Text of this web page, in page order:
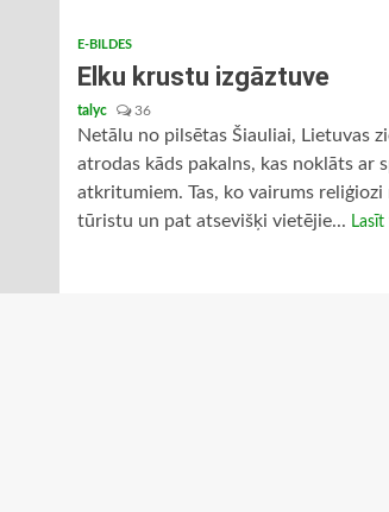
E-BILDES
Elku krustu izgāztuve
talyc 36
Netālu no pilsētas Šiauliai, Lietuvas
atrodas kāds pakalns, kas noklāts ar
atkritumiem. Tas, ko vairums reliģiozi
tūristu un pat atsevišķi vietējie... Lasīt